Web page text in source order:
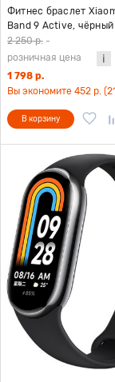
Фитнес браслет
Band 9 Active, чёрный
2 250 р. -
розничная цена
1 798 р.
Вы экономите 452 р.
В корзину